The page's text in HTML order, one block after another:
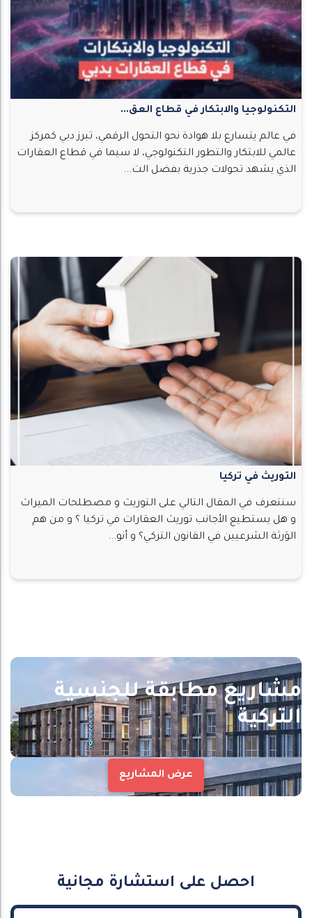
التكنولوجيا والابتكار في قطاع العق...
في عالم يتسارع بلا هوادة نحو التحول الرقمي، تبرز دبي كمركز
عالمي للابتكار والتطور التكنولوجي، لا سيما في قطاع العقارات
الذي يشهد تحولات جذرية بفضل الت...
التوريث في تركيا
سنتعرف في المقال التالي على التوريث و مصطلحات الميراث
و هل يستطيع الأجانب توريث العقارات في تركيا ؟ و من هم
الوَرثة الشرعيين في القانون التركي؟ و أنو...
مشاريع مطابقة للجنسية
التركية
عرض المشاريع
احصل على استشارة مجانية